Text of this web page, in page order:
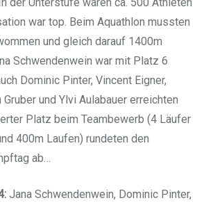
war top. Beim Aquathlon mussten
und gleich darauf 1400m
Schwendenwein war mit Platz 6
Dominic Pinter, Vincent Eigner,
Gruber und Ylvi Aulabauer erreichten
Platz beim Teambewerb (4 Läufer
400m Laufen) rundeten den
ab…
Jana Schwendenwein, Dominic Pinter,